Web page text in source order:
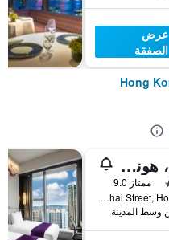
عرض
الصفقة
كورديس، هونج كونج
ممتاز 9.0
555 Shanghai Street, Hong Kong, هونغ كونغ